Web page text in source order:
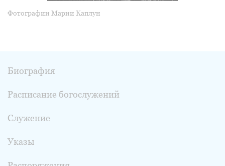
Фотографии Марии Каплун
Биография
Расписание богослужений
Служение
Указы